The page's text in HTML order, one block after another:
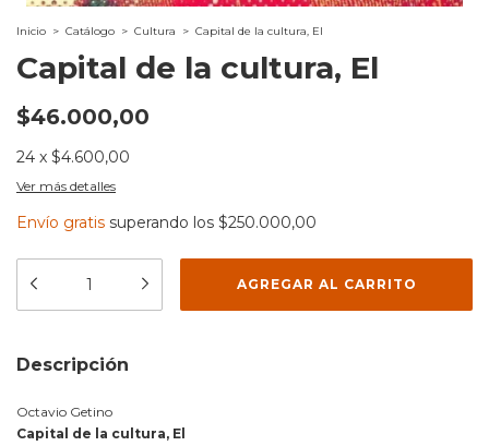
Inicio > Catálogo > Cultura > Capital de la cultura, El
Capital de la cultura, El
$46.000,00
24 x $4.600,00
Ver más detalles
Envío gratis superando los $250.000,00
Descripción
Octavio Getino
Capital de la cultura, El